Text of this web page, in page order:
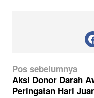
N
a
Pos sebelumnya
Aksi Donor Darah
Peringatan Hari